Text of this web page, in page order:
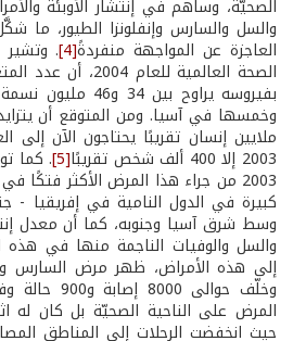
الصحيّة، وساهم في إنتشار الأوبئة
والسل والسارس وإنفلونزا الطيور، ما
العاجزة عن المواجهة منفردةً[4] . وتشير
الصحة العالمية
بفيروسه يراوح
وخمسها في آسيا. ومن المتوقع أن
ملايين إنسان تقريبًا يحتاجون الآن إلى
2003 إلا 400 ألف شخص تقريبًا [5]
2003 من جراء هذا المرض الأكثر فتكًا
كبيرة في الدول النامية في إفريقيا -
وسط شرق آسيا وجنوبه، كما أن معدل
والسل والوفيات الناجمة منها في هذه
وخلّف حوالى 8000 إصابة و900 حالة وفاة
المرض على الناحية الصحيّة بل كان له